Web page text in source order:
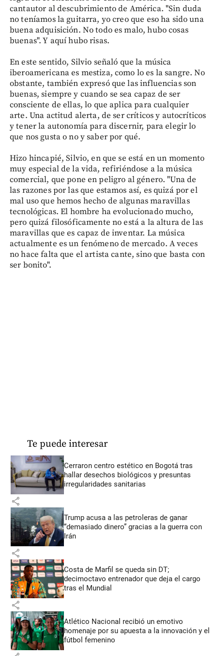
cantautor al descubrimiento de América. "Sin duda
no teníamos la guitarra, yo creo que eso ha sido una
buena adquisición. No todo es malo, hubo cosas
buenas". Y aquí hubo risas.
En este sentido, Silvio señaló que la música
iberoamericana es mestiza, como lo es la sangre. No
obstante, también expresó que las influencias son
buenas, siempre y cuando se sea capaz de ser
consciente de ellas, lo que aplica para cualquier
arte. Una actitud alerta, de ser críticos y autocríticos
y tener la autonomía para discernir, para elegir lo
que nos gusta o no y saber por qué.
Hizo hincapié, Silvio, en que se está en un momento
muy especial de la vida, refiriéndose a la música
comercial, que pone en peligro al género. "Una de
las razones por las que estamos así, es quizá por el
mal uso que hemos hecho de algunas maravillas
tecnológicas. El hombre ha evolucionado mucho,
pero quizá filosóficamente no está a la altura de las
maravillas que es capaz de inventar. La música
actualmente es un fenómeno de mercado. A veces
no hace falta que el artista cante, sino que basta con
ser bonito".
Te puede interesar
Cerraron centro estético en Bogotá tras
hallar desechos biológicos y presuntas
irregularidades sanitarias
share
Trump acusa a las petroleras de ganar
“demasiado dinero” gracias a la guerra con
Irán
share
Costa de Marfil se queda sin DT;
decimoctavo entrenador que deja el cargo
tras el Mundial
share
Atlético Nacional recibió un emotivo
homenaje por su apuesta a la innovación y el
fútbol femenino